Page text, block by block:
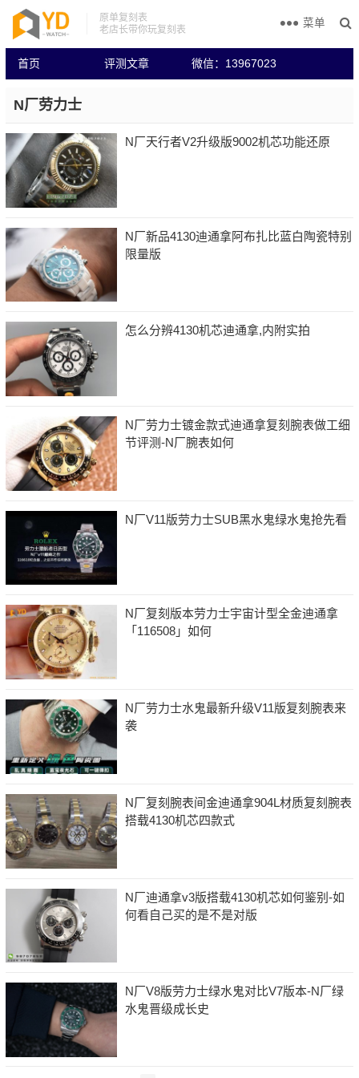
原单复刻表
老店长带你玩复刻表
首页 评测文章 微信：13967023
菜单
N厂劳力士
N厂天行者V2升级版9002机芯功能还原
N厂新品4130迪通拿阿布扎比蓝白陶瓷特别
限量版
怎么分辨4130机芯迪通拿,内附实拍
N厂劳力士镀金款式迪通拿复刻腕表做工细
节评测-N厂腕表如何
N厂V11版劳力士SUB黑水鬼绿水鬼抢先看
N厂复刻版本劳力士宇宙计型全金迪通拿
「116508」如何
N厂劳力士水鬼最新升级V11版复刻腕表来
袭
N厂复刻腕表间金迪通拿904L材质复刻腕表
搭载4130机芯四款式
N厂迪通拿v3版搭载4130机芯如何鉴别-如
何看自己买的是不是对版
N厂V8版劳力士绿水鬼对比V7版本-N厂绿
水鬼晋级成长史